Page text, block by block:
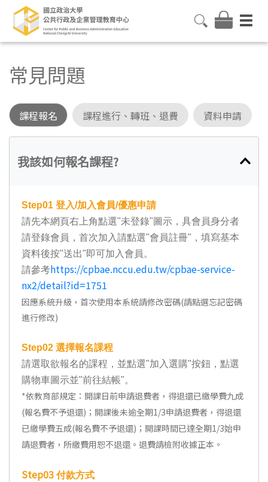
常見問題
課程報名 課程進行、轉班、退費 資料申請
我該如何報名課程?
Step01 登入/加入會員/優惠申請
請先本網頁右上角點選"未登錄"圖示，具會員身分者
請登錄會員，首次加入請點選"會員註冊"，填寫基本
資料後按"送出"即可加入會員。
請參考https://cpbae.nccu.edu.tw/cpbae-service-
nx2/detail?id=1751
因應系統升級，首次使用本系統請修改密碼(請點選忘記密碼
進行修改)
Step02 選擇報名課程
請選取欲報名的課程，並點選"加入選購"按鈕，點選
購物車圖示並"前往結帳"。
*依教育部規定：開課日前申請退費者，得退還已繳學費九成
(報名費不予退還)；開課後未逾全期1/3申請退費者，得退還
已繳學費五成(報名費不予退還)；開課時間已達全期1/3始申
請退費者，所繳費用恕不退還。退費請檢附收據正本。
Step03 付款方式